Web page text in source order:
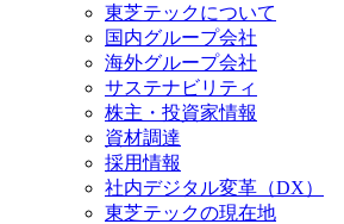
東芝テックについて
国内グループ会社
海外グループ会社
サステナビリティ
株主・投資家情報
資材調達
採用情報
社内デジタル変革（DX）
東芝テックの現在地